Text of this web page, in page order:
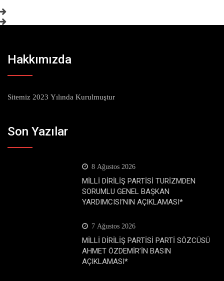
Hakkımızda
Sitemiz 2023 Yılında Kurulmuştur
Son Yazılar
8 Ağustos 2026
MİLLİ DİRİLİŞ PARTİSİ TURİZMDEN
SORUMLU GENEL BAŞKAN
YARDIMCISI’NIN AÇIKLAMASI*
7 Ağustos 2026
MİLLİ DİRİLİŞ PARTİSİ PARTİ SÖZCÜSÜ
AHMET ÖZDEMİR’İN BASIN
AÇIKLAMASI*